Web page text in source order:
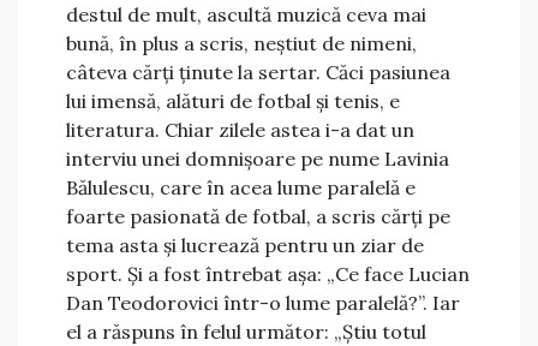
destul de mult, ascultă muzică ceva mai
bună, în plus a scris, neștiut de nimeni,
câteva cărți ținute la sertar. Căci pasiunea
lui imensă, alături de fotbal și tenis, e
literatura. Chiar zilele astea i-a dat un
interviu unei domnișoare pe nume Lavinia
Bălulescu, care în acea lume paralelă e
foarte pasionată de fotbal, a scris cărți pe
tema asta și lucrează pentru un ziar de
sport. Și a fost întrebat așa: „Ce face Lucian
Dan Teodorovici într-o lume paralelă?”. Iar
el a răspuns în felul următor: „Știu totul